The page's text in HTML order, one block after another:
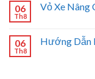
06
Th8
Vỏ Xe Nâng
06
Th8
Hướng Dẫn